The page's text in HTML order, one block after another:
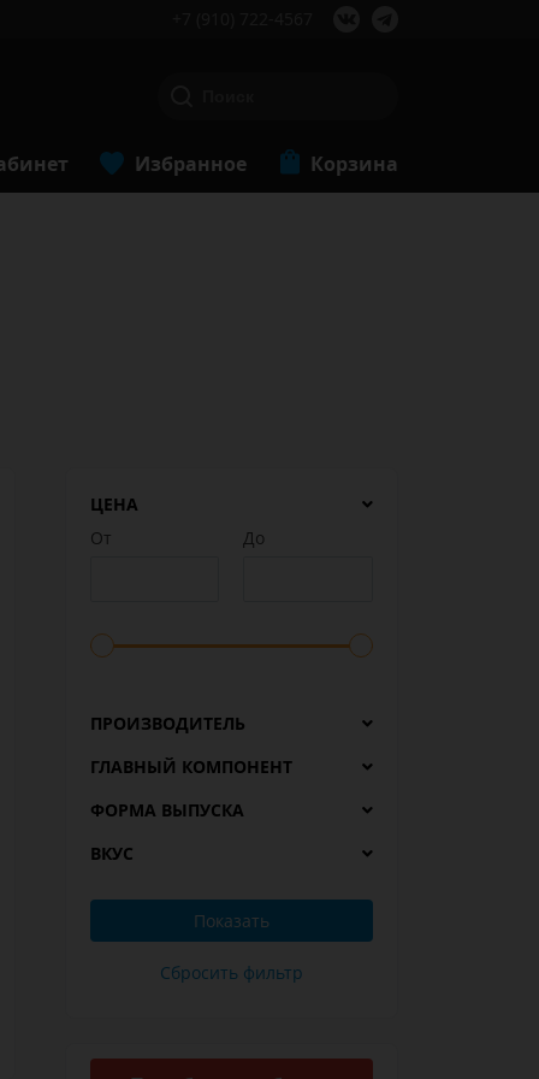
Избранное Корзина
ЦЕНА
От
До
ПРОИЗВОДИТЕЛЬ
ГЛАВНЫЙ КОМПОНЕНТ
ФОРМА ВЫПУСКА
ВКУС